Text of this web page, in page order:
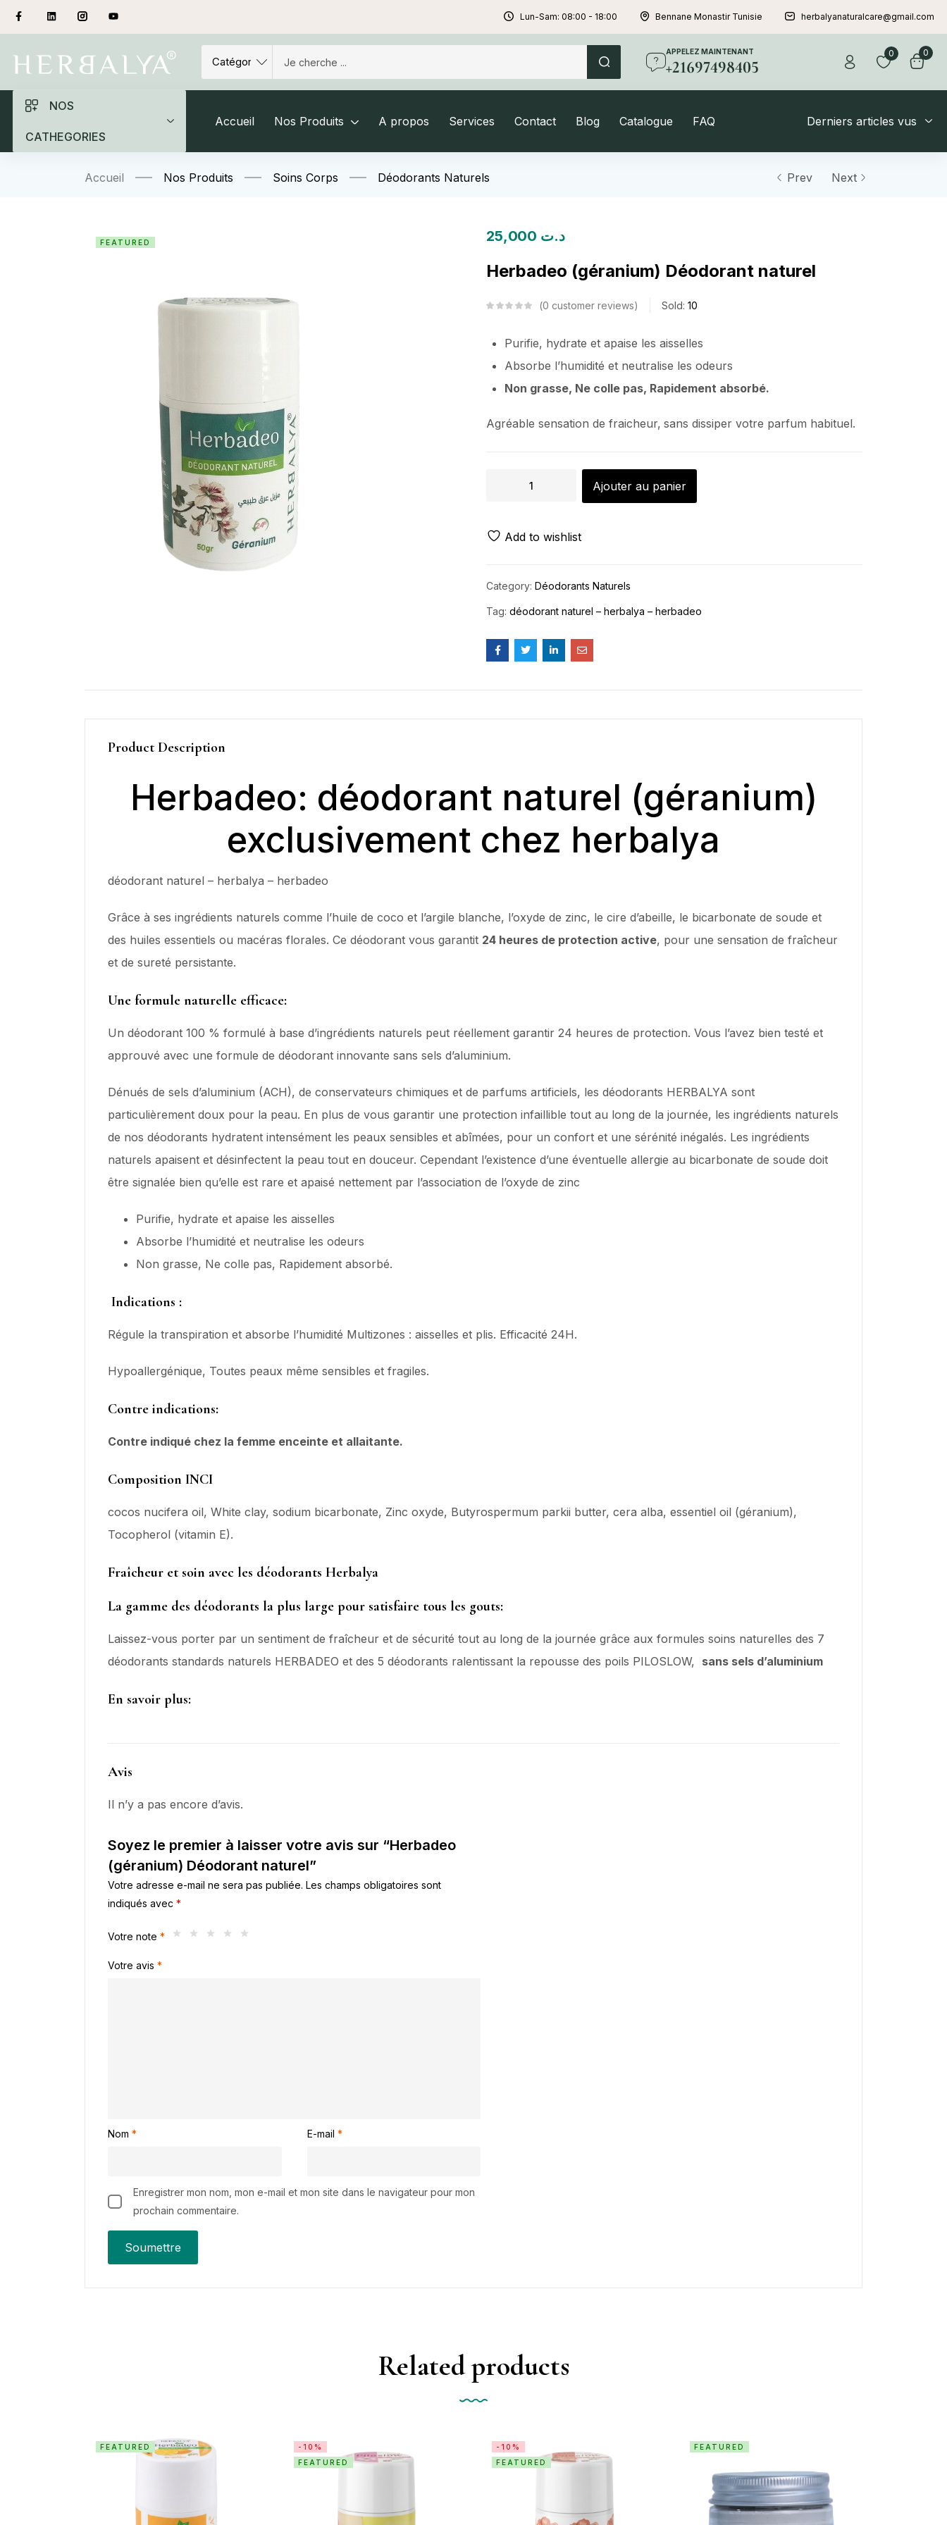
Lun-Sam: 08:00 - 18:00 Bennane Monastir Tunisie herbalyanaturalcare@gmail.com
APPELEZ MAINTENANT
+21697498405
0 0
NOS
CATHEGORIES
Accueil Nos Produits A propos Services Contact Blog Catalogue FAQ Derniers articles vus
Accueil Nos Produits Soins Corps Déodorants Naturels Prev Next
FEATURED د.ت
Herbadeo (géranium) Déodorant naturel
0 customer reviews Sold: 10
Purifie, hydrate et apaise les aisselles
Absorbe l’humidité et neutralise les odeurs
Non grasse, Ne colle pas, Rapidement absorbé.
Agréable sensation de fraicheur, sans dissiper votre parfum habituel.
Ajouter au panier
Add to wishlist
Category: Déodorants Naturels
Tag: déodorant naturel – herbalya – herbadeo
Product Description
Herbadeo: déodorant naturel (géranium)
exclusivement chez herbalya
déodorant naturel – herbalya – herbadeo
Grâce à ses ingrédients naturels comme l’huile de coco et l’argile blanche, l’oxyde de zinc, le cire d’abeille, le bicarbonate de soude et
des huiles essentiels ou macéras florales. Ce déodorant vous garantit 24 heures de protection active, pour une sensation de fraîcheur
et de sureté persistante.
Une formule naturelle efficace:
Un déodorant 100 % formulé à base d’ingrédients naturels peut réellement garantir 24 heures de protection. Vous l’avez bien testé et
approuvé avec une formule de déodorant innovante sans sels d’aluminium.
Dénués de sels d’aluminium (ACH), de conservateurs chimiques et de parfums artificiels, les déodorants HERBALYA sont
particulièrement doux pour la peau. En plus de vous garantir une protection infaillible tout au long de la journée, les ingrédients naturels
de nos déodorants hydratent intensément les peaux sensibles et abîmées, pour un confort et une sérénité inégalés. Les ingrédients
naturels apaisent et désinfectent la peau tout en douceur. Cependant l’existence d’une éventuelle allergie au bicarbonate de soude doit
être signalée bien qu’elle est rare et apaisé nettement par l’association de l’oxyde de zinc
Purifie, hydrate et apaise les aisselles
Absorbe l’humidité et neutralise les odeurs
Non grasse, Ne colle pas, Rapidement absorbé.
Indications :
Régule la transpiration et absorbe l’humidité Multizones : aisselles et plis. Efficacité 24H.
Hypoallergénique, Toutes peaux même sensibles et fragiles.
Contre indications:
Contre indiqué chez la femme enceinte et allaitante.
Composition INCI
cocos nucifera oil, White clay, sodium bicarbonate, Zinc oxyde, Butyrospermum parkii butter, cera alba, essentiel oil (géranium),
Tocopherol (vitamin E).
Fraîcheur et soin avec les déodorants Herbalya
La gamme des déodorants la plus large pour satisfaire tous les gouts:
Laissez-vous porter par un sentiment de fraîcheur et de sécurité tout au long de la journée grâce aux formules soins naturelles des 7
déodorants standards naturels HERBADEO et des 5 déodorants ralentissant la repousse des poils PILOSLOW, sans sels d’aluminium
En savoir plus:
Avis
Il n’y a pas encore d’avis.
Soyez le premier à laisser votre avis sur “Herbadeo
(géranium) Déodorant naturel”
Votre adresse e-mail ne sera pas publiée. Les champs obligatoires sont
indiqués avec *
Votre note *
Votre avis *
Nom * E-mail *
Enregistrer mon nom, mon e-mail et mon site dans le navigateur pour mon
prochain commentaire.
Related products
FEATURED
-10%
FEATURED
-10%
FEATURED
FEATURED